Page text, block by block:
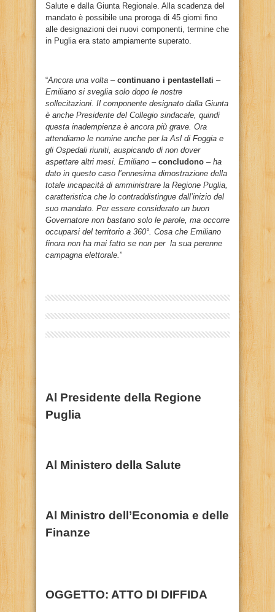
Salute e dalla Giunta Regionale. Alla scadenza del
mandato è possibile una proroga di 45 giorni fino
alle designazioni dei nuovi componenti, termine che
in Puglia era stato ampiamente superato.
“Ancora una volta – continuano i pentastellati –
Emiliano si sveglia solo dopo le nostre
sollecitazioni. Il componente designato dalla Giunta
è anche Presidente del Collegio sindacale, quindi
questa inadempienza è ancora più grave. Ora
attendiamo le nomine anche per la Asl di Foggia e
gli Ospedali riuniti, auspicando di non dover
aspettare altri mesi. Emiliano – concludono – ha
dato in questo caso l’ennesima dimostrazione della
totale incapacità di amministrare la Regione Puglia,
caratteristica che lo contraddistingue dall’inizio del
suo mandato. Per essere considerato un buon
Governatore non bastano solo le parole, ma occorre
occuparsi del territorio a 360°. Cosa che Emiliano
finora non ha mai fatto se non per la sua perenne
campagna elettorale. ”
Al Presidente della Regione
Puglia
Al Ministero della Salute
Al Ministro dell’Economia e delle
Finanze
OGGETTO: ATTO DI DIFFIDA